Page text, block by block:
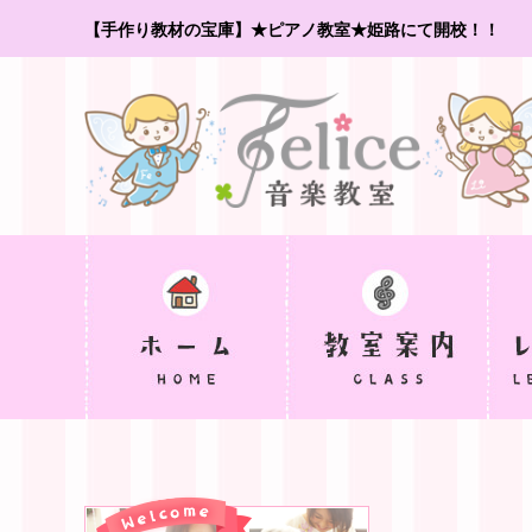
【手作り教材の宝庫】★ピアノ教室★姫路にて開校！！